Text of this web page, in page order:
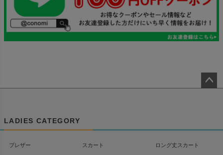
LADIES CATEGORY
ブレザー スカート ロング丈スカート